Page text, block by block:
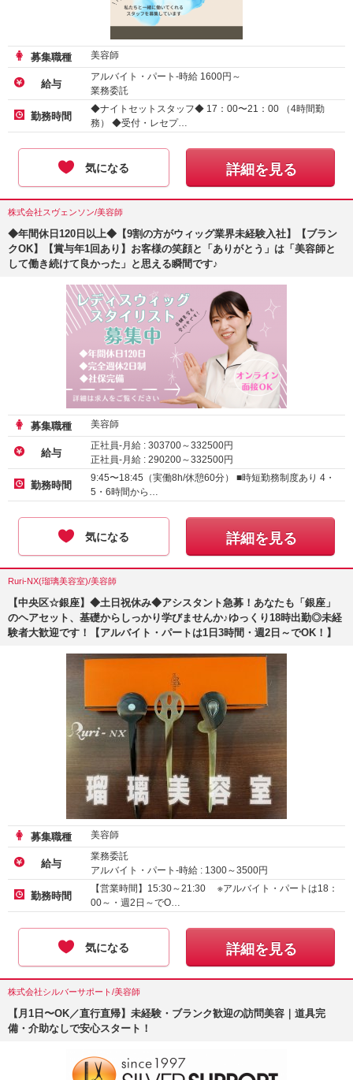
募集職種 美容師
給与
アルバイト・パート-時給 1600円～
業務委託
アルバイト・パート-時給1200円～
勤務時間
◆ナイトセットスタッフ◆ 17：00〜21：00 （4時間勤
務） ◆受付・レセプ…
気になる 詳細を見る
株式会社スヴェンソン/美容師
◆年間休日120日以上◆【9割の方がウィッグ業界未経験入社】【ブラン
クOK】【賞与年1回あり】お客様の笑顔と「ありがとう」は「美容師と
して働き続けて良かった」と思える瞬間です♪
募集職種 美容師
給与
正社員-月給 : 303700～332500円
正社員-月給 : 290200～332500円
正社員-月給 :
285200～332500 円
勤務時間
9:45〜18:45（実働8h/休憩60分） ■時短勤務制度あり 4・
5・6時間から…
気になる 詳細を見る
Ruri-NX(瑠璃美容室)/美容師
【中央区☆銀座】◆土日祝休み◆アシスタント急募！あなたも「銀座」
のヘアセット、基礎からしっかり学びませんか♪ゆっくり18時出勤◎未経
験者大歓迎です！【アルバイト・パートは1日3時間・週2日～でOK！】
募集職種 美容師
給与
業務委託
アルバイト・パート-時給 : 1300～3500円
勤務時間
【営業時間】15:30～21:30 ※アルバイト・パートは18：
00～・週2日～でO…
気になる 詳細を見る
株式会社シルバーサポート/美容師
【月1日〜OK／直行直帰】未経験・ブランク歓迎の訪問美容｜道具完
備・介助なしで安心スタート！